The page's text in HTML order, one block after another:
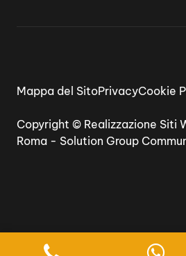
Copyright © Realizzazione Siti
Roma - Solution Group
Mappa del SitoPrivacyCookie